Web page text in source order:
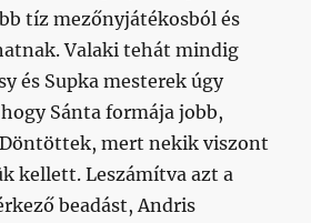
tíz mezőnyjátékosból és
Valaki tehát mindig
és Supka mesterek úgy
Sánta formája jobb,
mert nekik viszont
kellett. Leszámítva azt a
beadást, Andris